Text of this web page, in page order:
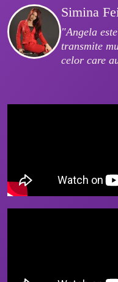
Simina
"Angela
transmite
celor care